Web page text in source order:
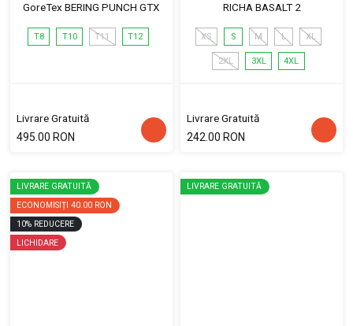
GoreTex BERING PUNCH GTX
T8 T10 T11 T12
Livrare Gratuită
495.00 RON
RICHA BASALT 2
XS S M L XL
2XL 3XL 4XL
Livrare Gratuită
242.00 RON
LIVRARE GRATUITĂ
ECONOMISIȚI 40.00 RON
10% REDUCERE
LICHIDARE
LIVRARE GRATUITĂ